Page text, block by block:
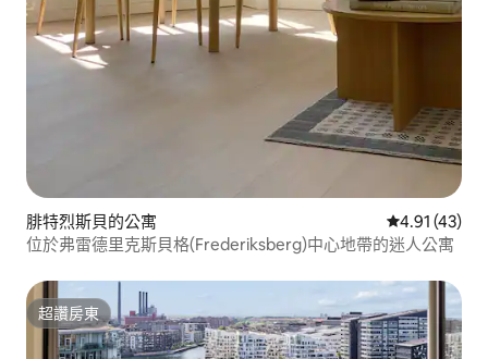
腓特烈斯貝的公寓 從 43 則評價
4.91 (43)
位於弗雷德里克斯貝格(Frederiksberg)中心地帶的迷人公寓
超讚房東
超讚房東